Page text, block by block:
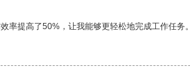
率提高了50%，让我能够更轻松地完成工作任